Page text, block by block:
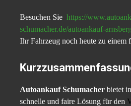
Besuchen Sie https://
schumacher.de/autoankauf-
Ihr Fahrzeug noch heute zu einem
Autoankauf Schumacher bietet
schnelle und faire Lösung für den